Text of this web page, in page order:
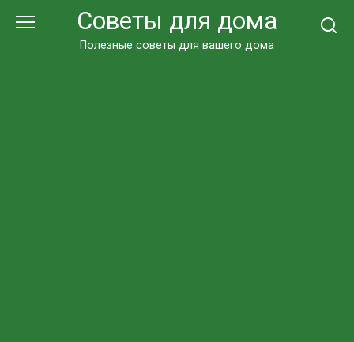
Советы для дома
Полезные советы для вашего дома